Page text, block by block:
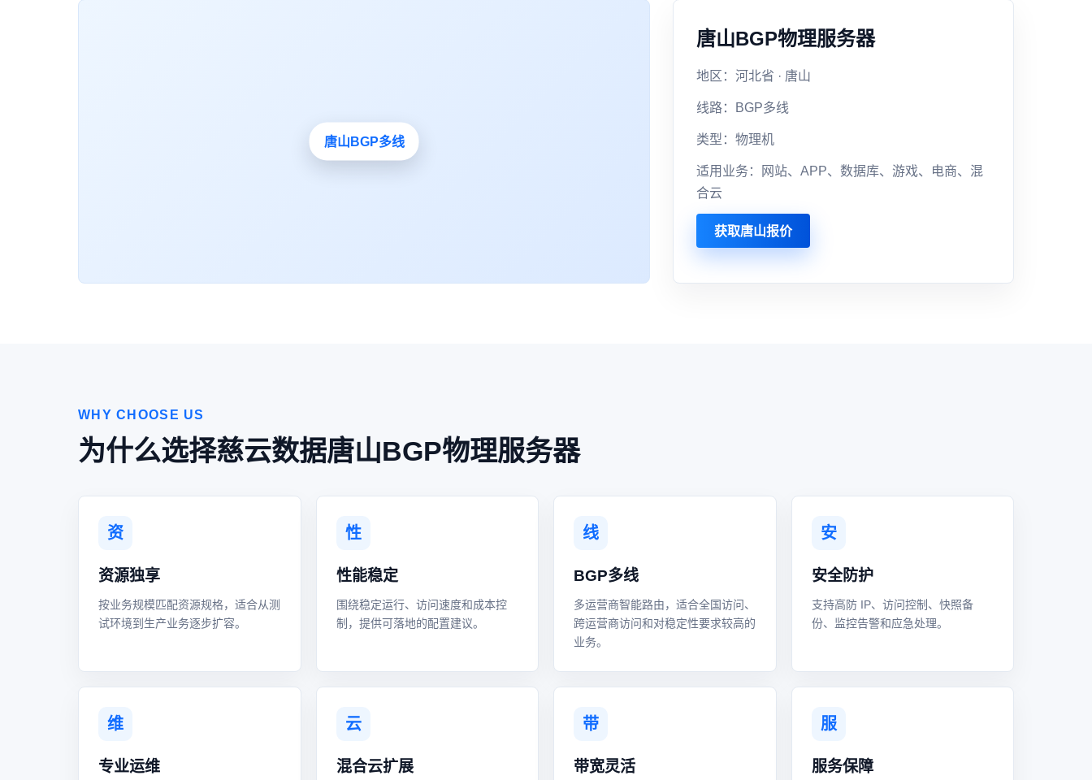
唐山BGP物理服务器
地区：河北省 · 唐山
线路：BGP多线
类型：物理机
适用业务：网站、APP、数据库、游戏、电商、混
合云
获取唐山报价
WHY CHOOSE US
为什么选择慈云数据唐山BGP物理服务器
资
资源独享
按业务规模匹配资源规格，适合从测
试环境到生产业务逐步扩容。
性
性能稳定
围绕稳定运行、访问速度和成本控
制，提供可落地的配置建议。
线
BGP多线
多运营商智能路由，适合全国访问、
跨运营商访问和对稳定性要求较高的
业务。
安
安全防护
支持高防 IP、访问控制、快照备
份、监控告警和应急处理。
维
专业运维
云
混合云扩展
带
带宽灵活
服
服务保障